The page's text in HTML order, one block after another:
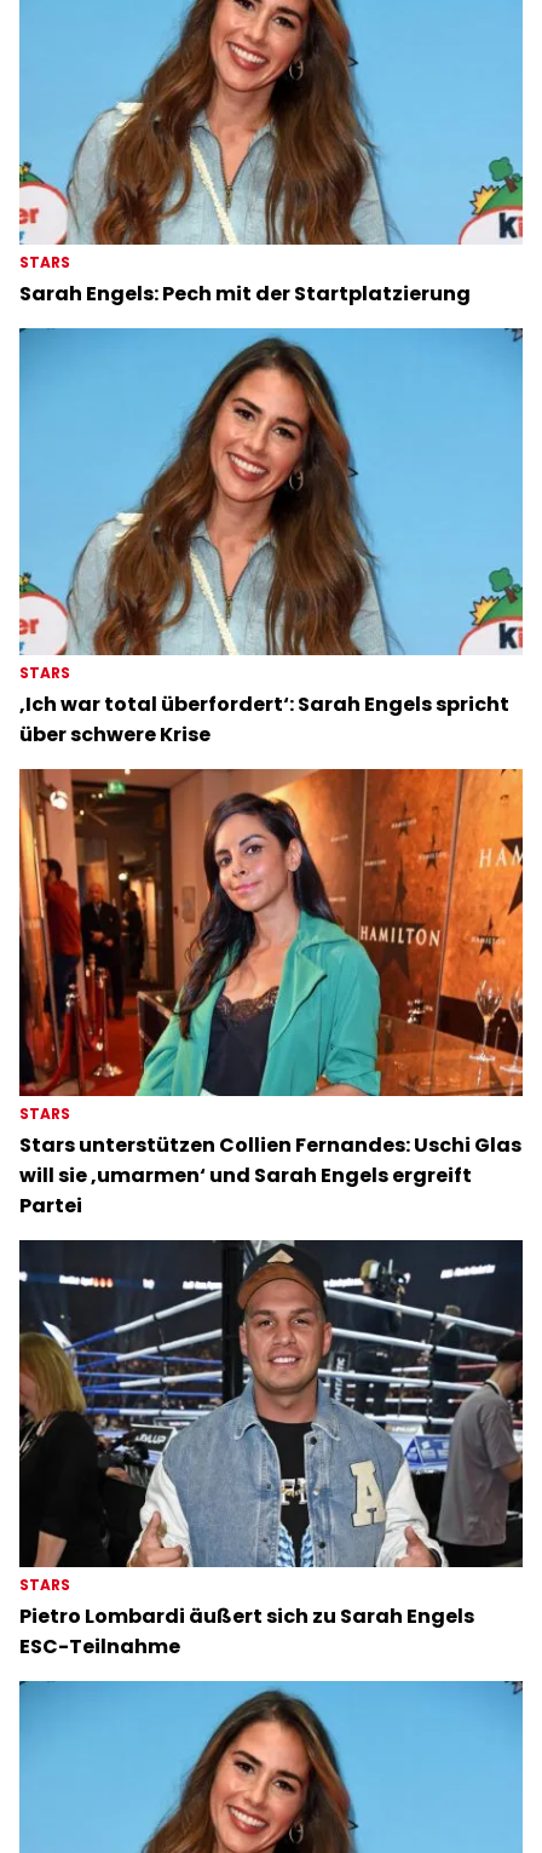
STARS
Sarah Engels: Pech mit der Startplatzierung
STARS
‚Ich war total überfordert‘: Sarah Engels spricht
über schwere Krise
STARS
Stars unterstützen Collien Fernandes: Uschi Glas
will sie ‚umarmen‘ und Sarah Engels ergreift
Partei
STARS
Pietro Lombardi äußert sich zu Sarah Engels
ESC-Teilnahme